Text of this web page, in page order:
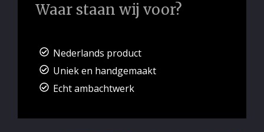
Waar staan wij voor?
Nederlands product
Uniek en handgemaakt
Echt ambachtwerk